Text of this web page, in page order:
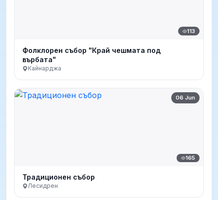
113
Фолклорен събор "Край чешмата под
върбата"
Кайнарджа
06 Jun
165
Традиционен събор
Лесидрен